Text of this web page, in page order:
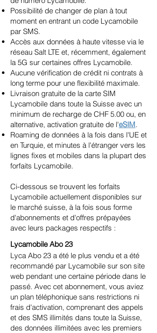
Possibilité de changer de plan à tout
moment en entrant un code Lycamobile
par SMS.
Accès aux données à haute vitesse via le
réseau Salt LTE et, récemment, également
la 5G sur certaines offres Lycamobile.
Aucune vérification de crédit ni contrats à
long terme pour une flexibilité maximale.
Livraison gratuite de la carte SIM
Lycamobile dans toute la Suisse avec un
minimum de recharge de CHF 5.00 ou, en
alternative, activation gratuite de l'eSIM.
Roaming de données à la fois dans l'UE et
en Turquie, et minutes à l'étranger vers les
lignes fixes et mobiles dans la plupart des
forfaits Lycamobile.
Ci-dessous se trouvent les forfaits
Lycamobile actuellement disponibles sur
le marché suisse, à la fois sous forme
d'abonnements et d'offres prépayées
avec leurs packages respectifs :
Lycamobile Abo 23
Lyca Abo 23 a été le plus vendu et a été
recommandé par Lycamobile sur son site
web pendant une certaine période dans le
passé. Avec cet abonnement, vous aviez
un plan téléphonique sans restrictions ni
frais d'activation, comprenant des appels
et des SMS illimités dans toute la Suisse,
des données illimitées avec les premiers